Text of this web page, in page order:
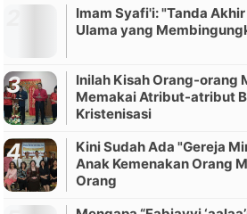
Imam Syafi'i: "Tanda
Ulama yang
Inilah Kisah Orang-orang
Memakai Atribut-atribut
Kristenisasi
Kini Sudah Ada "Gereja
Anak Kemenakan Orang
Orang